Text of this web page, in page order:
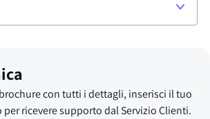
con tutti i dettagli, inserisci il tuo
ricevere supporto dal Servizio Clienti.